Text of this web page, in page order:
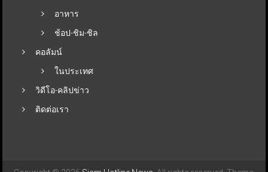
อาหาร
ช้อป-ชิม-ชิล
คอลัมน์
ในประเทศ
วิดีโอ-คลิปข่าว
ติดต่อเรา